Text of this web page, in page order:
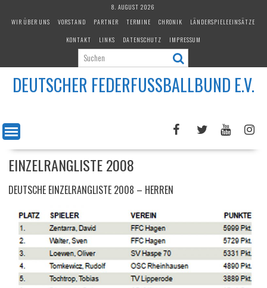
8. AUGUST 2026
WIR ÜBER UNS
VORSTAND PARTNER TERMINE CHRONIK
LÄNDERSPIELEEINSÄTZE
KONTAKT
LINKS DATENSCHUTZ IMPRESSUM
DEUTSCHER FEDERFUSSBALLBUND E.V.
EINZELRANGLISTE 2008
DEUTSCHE EINZELRANGLISTE 2008 – HERREN